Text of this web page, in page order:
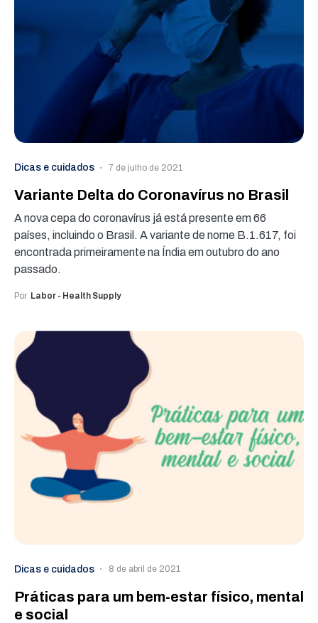
Dicas e cuidados 7 de julho de 2021
Variante Delta do Coronavírus no Brasil
A nova cepa do coronavírus já está presente em 66
países, incluindo o Brasil. A variante de nome B.1.617, foi
encontrada primeiramente na Índia em outubro do ano
passado.
Por Labor - Health Supply
Dicas e cuidados 8 de abril de 2021
Práticas para um bem-estar físico, mental
e social